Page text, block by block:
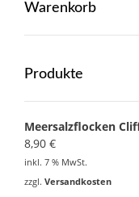
Warenkorb
Produkte
Meersalzflocken
8,90 €
inkl. 7 % MwSt.
zzgl. Versandkosten